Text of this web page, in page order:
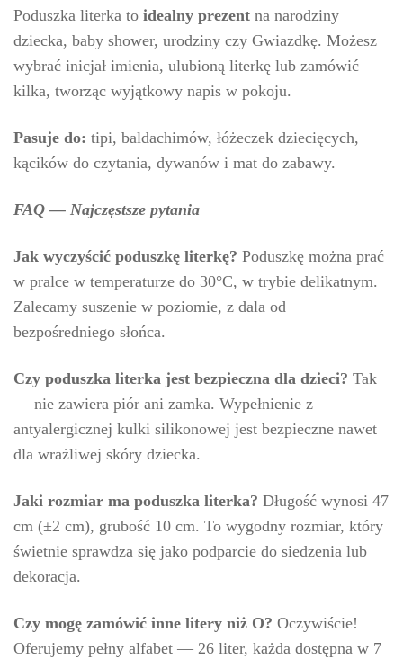
Poduszka literka to idealny prezent na narodziny
dziecka, baby shower, urodziny czy Gwiazdkę. Możesz
wybrać inicjał imienia, ulubioną literkę lub zamówić
kilka, tworząc wyjątkowy napis w pokoju.
Pasuje do: tipi, baldachimów, łóżeczek dziecięcych,
kącików do czytania, dywanów i mat do zabawy.
FAQ — Najczęstsze pytania
Jak wyczyścić poduszkę literkę? Poduszkę można prać
w pralce w temperaturze do 30°C, w trybie delikatnym.
Zalecamy suszenie w poziomie, z dala od
bezpośredniego słońca.
Czy poduszka literka jest bezpieczna dla dzieci? Tak
— nie zawiera piór ani zamka. Wypełnienie z
antyalergicznej kulki silikonowej jest bezpieczne nawet
dla wrażliwej skóry dziecka.
Jaki rozmiar ma poduszka literka? Długość wynosi 47
cm (±2 cm), grubość 10 cm. To wygodny rozmiar, który
świetnie sprawdza się jako podparcie do siedzenia lub
dekoracja.
Czy mogę zamówić inne litery niż O? Oczywiście!
Oferujemy pełny alfabet — 26 liter, każda dostępna w 7